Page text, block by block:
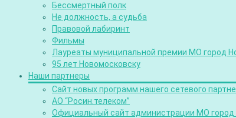
Бессмертный полк
Не должность, а судьба
Правовой лабиринт
Фильмы
Лауреаты муниципальной премии МО город
95 лет Новомосковску
Наши партнеры
Сайт новых программ нашего сетевого
АО “Росин.телеком”
Официальный сайт администрации МО город